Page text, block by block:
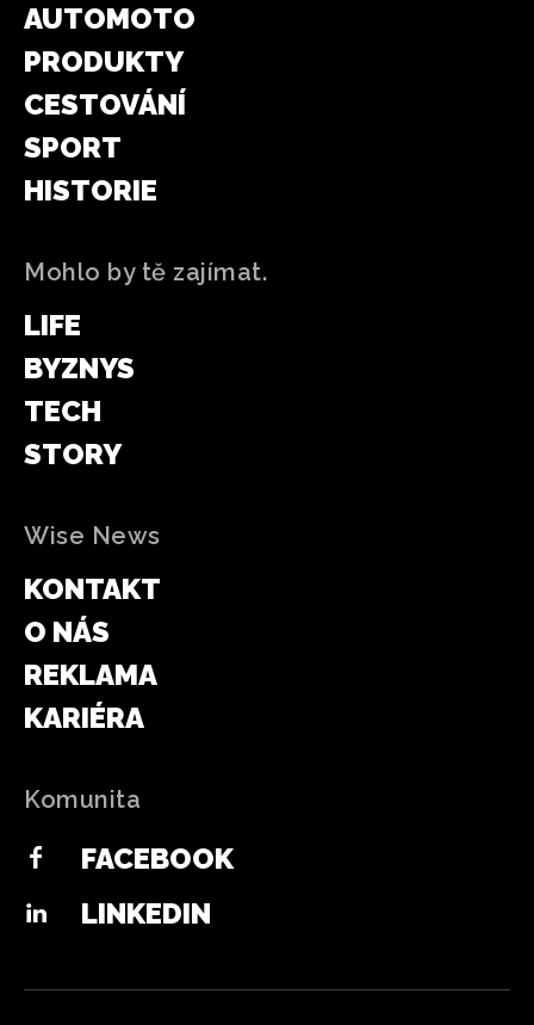
AUTOMOTO
PRODUKTY
CESTOVÁNÍ
SPORT
HISTORIE
Mohlo by tě zajímat.
LIFE
BYZNYS
TECH
STORY
Wise News
KONTAKT
O NÁS
REKLAMA
KARIÉRA
Komunita
FACEBOOK
LINKEDIN